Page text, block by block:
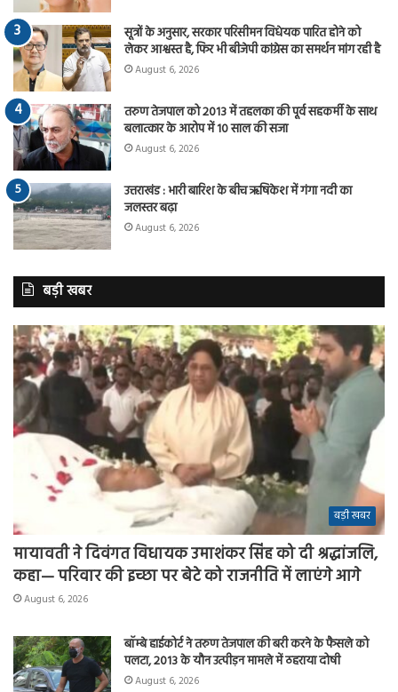
सूत्रों के अनुसार, सरकार परिसीमन विधेयक पारित होने को
लेकर आश्वस्त है, फिर भी बीजेपी कांग्रेस का समर्थन मांग रही है
August 6, 2026
तरुण तेजपाल को 2013 में तहलका की पूर्व सहकर्मी के साथ
बलात्कार के आरोप में 10 साल की सजा
August 6, 2026
उत्तराखंड : भारी बारिश के बीच ऋषिकेश में गंगा नदी का
जलस्तर बढ़ा
August 6, 2026
बड़ी खबर
बड़ी खबर
मायावती ने दिवंगत विधायक उमाशंकर सिंह को दी श्रद्धांजलि,
कहा— परिवार की इच्छा पर बेटे को राजनीति में लाएंगे आगे
August 6, 2026
बॉम्बे हाईकोर्ट ने तरुण तेजपाल की बरी करने के फैसले को
पलटा, 2013 के यौन उत्पीड़न मामले में ठहराया दोषी
August 6, 2026